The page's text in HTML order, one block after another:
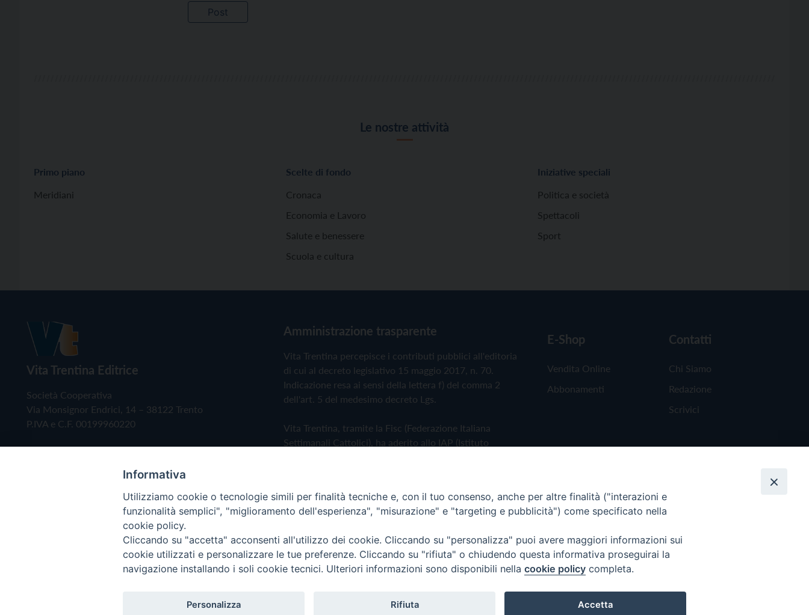
Le nostre attività
Primo piano
Meridiani
Scelte di fondo
Cronaca
Economia e Lavoro
Salute e benessere
Scuola e cultura
Iniziative speciali
Politica e società
Spettacoli
Sport
Vita Trentina Editrice
Società Cooperativa
Via Monsignor Endrici, 14 – 38122 Trento
P.IVA e C.F. 00199960220
Amministrazione trasparente
Vita Trentina percepisce i contributi pubblici all'editoria
di cui al decreto legislativo 15 maggio 2017, n. 70.
Indicazione resa ai sensi della lettera f) del comma 2
dell'art. 5 del medesimo decreto Lgs.
Vita Trentina, tramite la Fisc (Federazione Italiana
Settimanali Cattolici), ha aderito allo IAP (Istituto
Privacy Policy Cookie Policy
E-Shop
Vendita Online
Abbonamenti
Contatti
Chi Siamo
Redazione
Scrivici
Copyright © 2019 - Tutti i diritti riservati - Vita Trentina Editrice
Informativa
Utilizziamo cookie o tecnologie simili per finalità tecniche e, con il tuo consenso, anche per altre finalità ("interazioni e
funzionalità semplici", "miglioramento dell'esperienza", "misurazione" e "targeting e pubblicità") come specificato nella
cookie policy.
Cliccando su "accetta" acconsenti all'utilizzo dei cookie. Cliccando su "personalizza" puoi avere maggiori informazioni sui
cookie utilizzati e personalizzare le tue preferenze. Cliccando su "rifiuta" o chiudendo questa informativa proseguirai la
navigazione installando i soli cookie tecnici. Ulteriori informazioni sono disponibili nella cookie policy completa.
Personalizza Rifiuta Accetta